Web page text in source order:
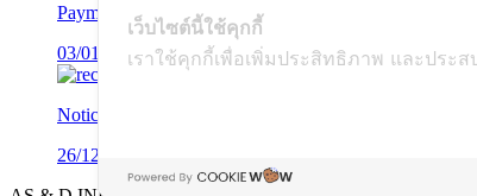
Payment Notification
03/01/2025
Notice of Disassociation
26/12/2024
เว็บไซต์นี้ใช้คุกกี้
เราใช้คุกกี้เพื่อเพิ่มประสิทธิภาพ และปร